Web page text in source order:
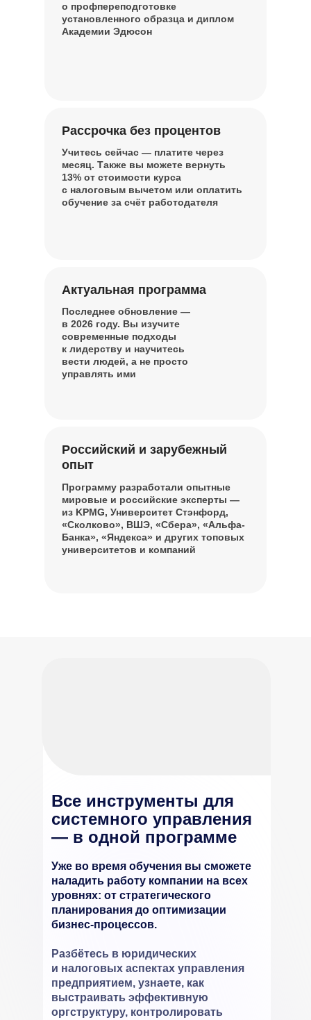
о профпереподготовке
установленного образца и диплом
Академии Эдюсон
Актуальная программа
Последнее обновление —
в 2026 году. Вы изучите
современные подходы
к лидерству и научитесь
вести людей, а не просто
управлять ими
Рассрочка без процентов
Учитесь сейчас — платите через
месяц. Также вы можете вернуть
13% от стоимости курса
с налоговым вычетом или оплатить
обучение за счёт работодателя
Российский и зарубежный
опыт
Программу разработали опытные
мировые и российские эксперты —
из KPMG, Университет Стэнфорд,
«Сколково», ВШЭ, «Сбера», «Альфа-
Банка», «Яндекса» и других топовых
университетов и компаний
Разбётесь в юридических
и налоговых аспектах управления
предприятием, узнаете, как
выстраивать эффективную
оргструктуру, контролировать
Уже во время обучения вы сможете
наладить работу компании на всех
уровнях: от стратегического
планирования до оптимизации
бизнес-процессов.
Все инструменты для
системного управления
— в одной программе